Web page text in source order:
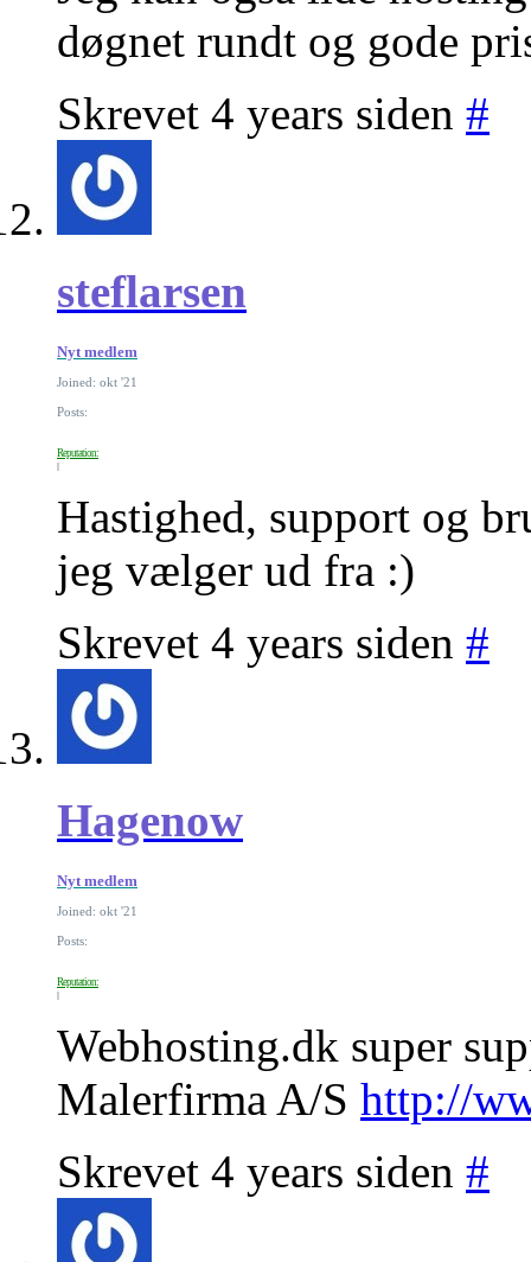
døgnet rundt og gode
Skrevet 4 years siden #
steflarsen
Nyt medlem
Joined: okt '21
Posts:
Reputation:
Hastighed, support og
jeg vælger ud fra :)
Skrevet 4 years siden #
Hagenow
Nyt medlem
Joined: okt '21
Posts:
Reputation:
Webhosting.dk super
Malerfirma A/S http://
Skrevet 4 years siden #